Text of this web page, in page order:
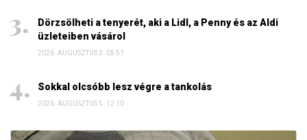
Dörzsölheti a tenyerét, aki a Lidl, a Penny és az Aldi
üzleteiben vásárol
2026. AUGUSZTUS 3. 05:51
Sokkal olcsóbb lesz végre a tankolás
2026. AUGUSZTUS 5. 12:10